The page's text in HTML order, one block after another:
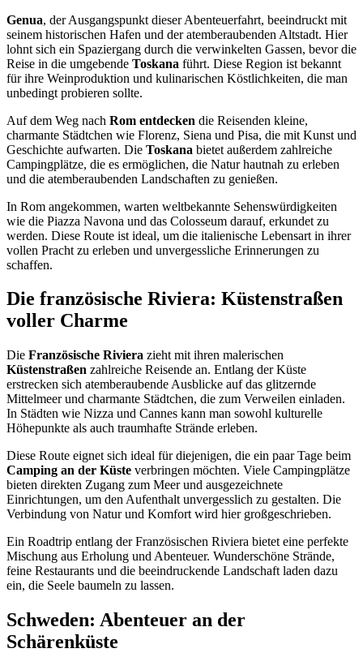
Genua, der Ausgangspunkt dieser Abenteuerfahrt, beeindruckt mit
seinem historischen Hafen und der atemberaubenden Altstadt. Hier
lohnt sich ein Spaziergang durch die verwinkelten Gassen, bevor die
Reise in die umgebende Toskana führt. Diese Region ist bekannt
für ihre Weinproduktion und kulinarischen Köstlichkeiten, die man
unbedingt probieren sollte.
Auf dem Weg nach Rom entdecken die Reisenden kleine,
charmante Städtchen wie Florenz, Siena und Pisa, die mit Kunst und
Geschichte aufwarten. Die Toskana bietet außerdem zahlreiche
Campingplätze, die es ermöglichen, die Natur hautnah zu erleben
und die atemberaubenden Landschaften zu genießen.
In Rom angekommen, warten weltbekannte Sehenswürdigkeiten
wie die Piazza Navona und das Colosseum darauf, erkundet zu
werden. Diese Route ist ideal, um die italienische Lebensart in ihrer
vollen Pracht zu erleben und unvergessliche Erinnerungen zu
schaffen.
Die französische Riviera: Küstenstraßen
voller Charme
Die Französische Riviera zieht mit ihren malerischen
Küstenstraßen zahlreiche Reisende an. Entlang der Küste
erstrecken sich atemberaubende Ausblicke auf das glitzernde
Mittelmeer und charmante Städtchen, die zum Verweilen einladen.
In Städten wie Nizza und Cannes kann man sowohl kulturelle
Höhepunkte als auch traumhafte Strände erleben.
Diese Route eignet sich ideal für diejenigen, die ein paar Tage beim
Camping an der Küste verbringen möchten. Viele Campingplätze
bieten direkten Zugang zum Meer und ausgezeichnete
Einrichtungen, um den Aufenthalt unvergesslich zu gestalten. Die
Verbindung von Natur und Komfort wird hier großgeschrieben.
Ein Roadtrip entlang der Französischen Riviera bietet eine perfekte
Mischung aus Erholung und Abenteuer. Wunderschöne Strände,
feine Restaurants und die beeindruckende Landschaft laden dazu
ein, die Seele baumeln zu lassen.
Schweden: Abenteuer an der
Schärenküste